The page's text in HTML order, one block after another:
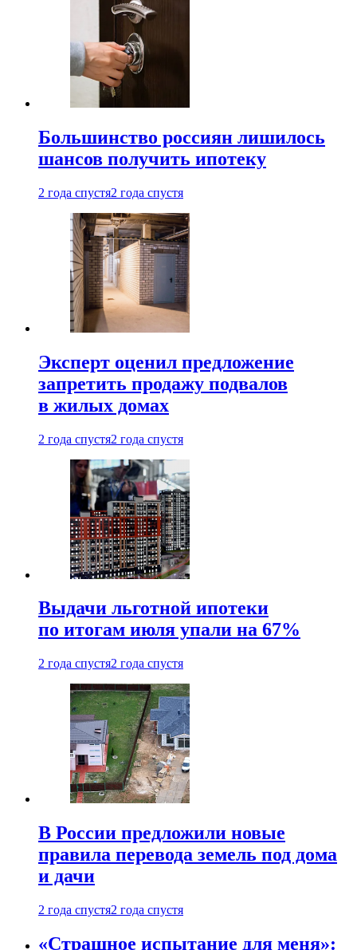
Большинство россиян лишилось
шансов получить ипотеку
2 года спустя2 года спустя
Эксперт оценил предложение
запретить продажу подвалов
в жилых домах
2 года спустя2 года спустя
Выдачи льготной ипотеки
по итогам июля упали на 67%
2 года спустя2 года спустя
В России предложили новые
правила перевода земель под дома
и дачи
2 года спустя2 года спустя
«Страшное испытание для меня»: